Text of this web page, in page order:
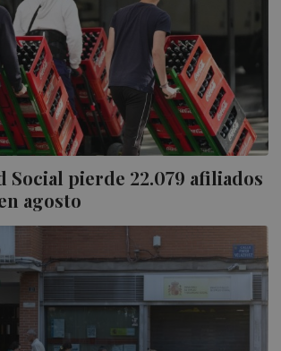
Social pierde 22.079 afiliados
agosto